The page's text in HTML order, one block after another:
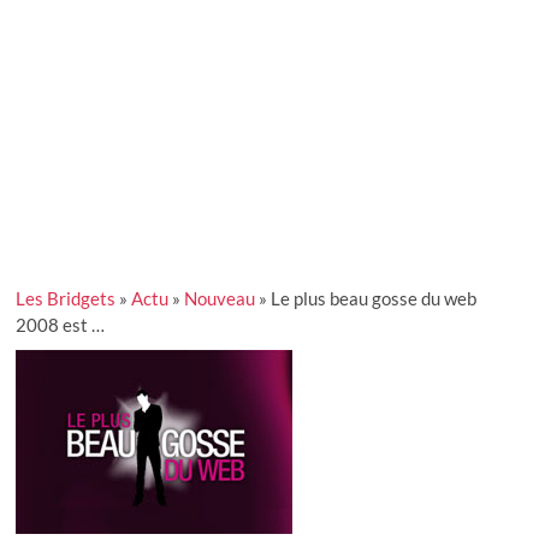
Les Bridgets »Actu » Nouveau » Le plus beau gosse du web
2008 est …